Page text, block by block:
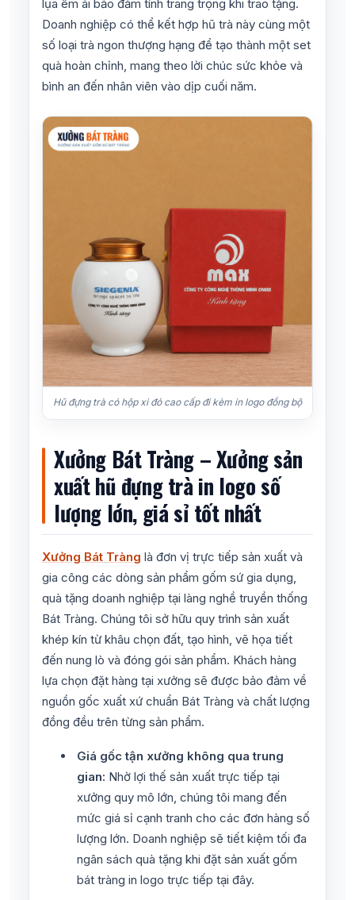
lụa êm ái bảo đảm tính trang trọng khi trao tặng.
Doanh nghiệp có thể kết hợp hũ trà này cùng một
số loại trà ngon thượng hạng để tạo thành một set
quà hoàn chỉnh, mang theo lời chúc sức khỏe và
bình an đến nhân viên vào dịp cuối năm.
Hũ đựng trà có hộp xi đỏ cao cấp đi kèm in logo đồng bộ
Xưởng Bát Tràng – Xưởng sản
xuất hũ đựng trà in logo số
lượng lớn, giá sỉ tốt nhất
Xưởng Bát Tràng là đơn vị trực tiếp sản xuất và
gia công các dòng sản phẩm gốm sứ gia dụng,
quà tặng doanh nghiệp tại làng nghề truyền thống
Bát Tràng. Chúng tôi sở hữu quy trình sản xuất
khép kín từ khâu chọn đất, tạo hình, vẽ họa tiết
đến nung lò và đóng gói sản phẩm. Khách hàng
lựa chọn đặt hàng tại xưởng sẽ được bảo đảm về
nguồn gốc xuất xứ chuẩn Bát Tràng và chất lượng
đồng đều trên từng sản phẩm.
Giá gốc tận xưởng không qua trung
gian: Nhờ lợi thế sản xuất trực tiếp tại
xưởng quy mô lớn, chúng tôi mang đến
mức giá sỉ cạnh tranh cho các đơn hàng số
lượng lớn. Doanh nghiệp sẽ tiết kiệm tối đa
ngân sách quà tặng khi đặt sản xuất gốm
bát tràng in logo trực tiếp tại đây.